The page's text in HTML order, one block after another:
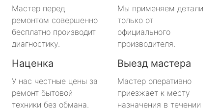
Мастер перед
ремонтом совершенно
бесплатно производит
диагностику.
Мы применяем детали
только от
официального
производителя.
Наценка
У нас честные цены за
ремонт бытовой
техники без обмана.
Выезд мастера
Мастер оперативно
приезжает к месту
назначения в течении